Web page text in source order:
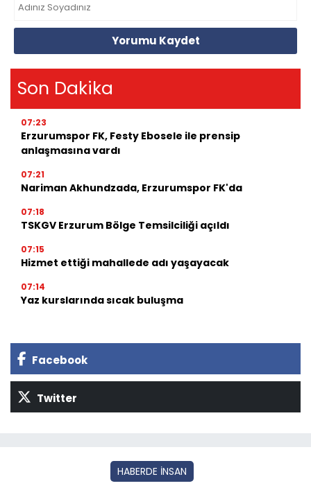
Yorumu Kaydet
Son Dakika
07:23
Erzurumspor FK, Festy Ebosele ile prensip
anlaşmasına vardı
07:21
Nariman Akhundzada, Erzurumspor FK'da
07:18
TSKGV Erzurum Bölge Temsilciliği açıldı
07:15
Hizmet ettiği mahallede adı yaşayacak
07:14
Yaz kurslarında sıcak buluşma
Facebook
Twitter
HABERDE İNSAN